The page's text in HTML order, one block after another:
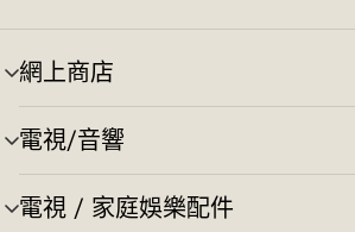
網上商店
選
單
切
換
電視/音響
選
單
切
換
電視 / 家庭娛樂配件
選